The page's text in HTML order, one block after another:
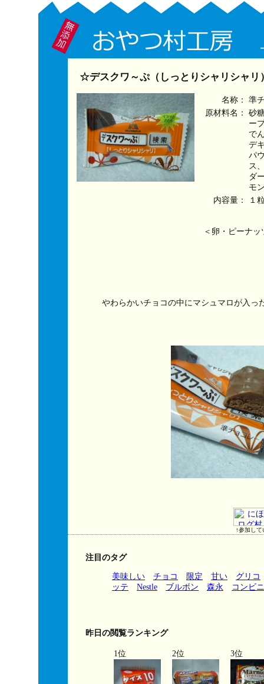
☆デスクワ～ぷ（しっとりシャリシャ
名称：
準
原材料名：
砂
ー
で
デ
パ
ス
ダ
モ
内容量：
１
＜卵・ピーナ
やわらかいチョコの中にマシュマロが入っ
↑参加して
注目のタグ
美味しい チョコ 限定 甘い
グリコ
ッテ
Nestle ブルボン 森永 コンビニ
昨日の閲覧ランキング
1位 2位 3位